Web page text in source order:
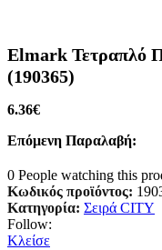
Elmark Τετραπλό
(190365)
6.36€
Επόμενη Παραλαβή:
0 People watching this
Κωδικός προϊόντος:
Κατηγορία: Σειρά CITY
Follow:
Κλείσε